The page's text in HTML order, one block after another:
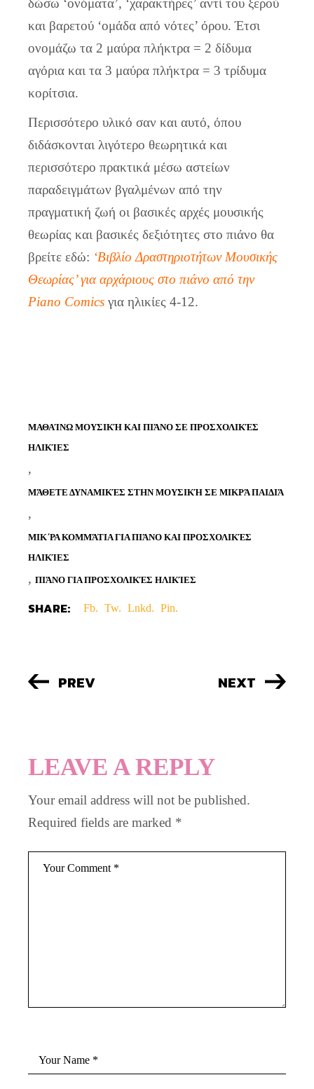
δώσω ‘ονόματα’, ‘χαρακτήρες’ αντί του ξερού
και βαρετού ‘ομάδα από νότες’ όρου. Έτσι
ονομάζω τα 2 μαύρα πλήκτρα = 2 δίδυμα
αγόρια και τα 3 μαύρα πλήκτρα = 3 τρίδυμα
κορίτσια.
Περισσότερο υλικό σαν και αυτό, όπου
διδάσκονται λιγότερο θεωρητικά και
περισσότερο πρακτικά μέσω αστείων
παραδειγμάτων βγαλμένων από την
πραγματική ζωή οι βασικές αρχές μουσικής
θεωρίας και βασικές δεξιότητες στο πιάνο θα
βρείτε εδώ: ‘Βιβλίο Δραστηριοτήτων Μουσικής
Θεωρίας’ για αρχάριους στο πιάνο από την
Piano Comics για ηλικίες 4-12.
ΜΑΘΑΊΝΩ ΜΟΥΣΙΚΉ ΚΑΙ ΠΙΆΝΟ ΣΕ ΠΡΟΣΧΟΛΙΚΈΣ
ΗΛΙΚΊΕΣ
,
ΜΆΘΕΤΕ ΔΥΝΑΜΙΚΈΣ ΣΤΗΝ ΜΟΥΣΙΚΉ ΣΕ ΜΙΚΡΆ ΠΑΙΔΙΆ
,
ΜΙΚ΄ΡΑ ΚΟΜΜΆΤΙΑ ΓΙΑ ΠΙΆΝΟ ΚΑΙ ΠΡΟΣΧΟΛΙΚΈΣ
ΗΛΙΚΊΕΣ
,ΠΙΆΝΟ ΓΙΑ ΠΡΟΣΧΟΛΙΚΈΣ ΗΛΙΚΊΕΣ
SHARE: Fb. Tw. Lnkd. Pin.
PREV NEXT
LEAVE A REPLY
Your email address will not be published.
Required fields are marked *